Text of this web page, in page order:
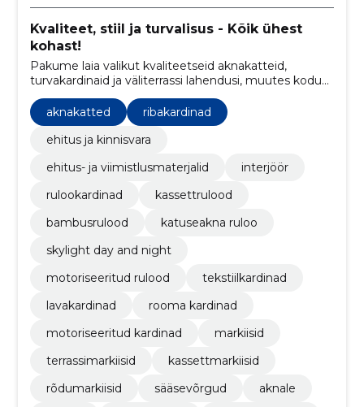
Kvaliteet, stiil ja turvalisus - Kõik ühest
kohast!
Pakume laia valikut kvaliteetseid aknakatteid,
turvakardinaid ja väliterrassi lahendusi, muutes kodud
turvalisemaks, mugavamaks ja esteetiliselt
kaunimaks.
aknakatted
ribakardinad
ehitus ja kinnisvara
ehitus- ja viimistlusmaterjalid
interjöör
rulookardinad
kassettrulood
bambusrulood
katuseakna ruloo
skylight day and night
motoriseeritud rulood
tekstiilkardinad
lavakardinad
rooma kardinad
motoriseeritud kardinad
markiisid
terrassimarkiisid
kassettmarkiisid
rõdumarkiisid
sääsevõrgud
aknale